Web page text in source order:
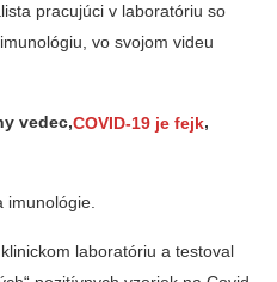
pracujúci v laboratóriu so
vo svojom videu
vedec,COVID-19 je fejk,
imunológie.
laboratóriu a testoval